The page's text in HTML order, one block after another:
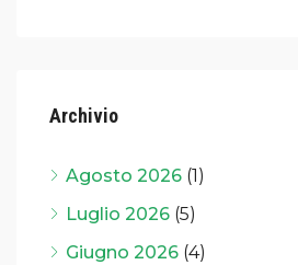
Archivio
Agosto 2026 (1)
Luglio 2026 (5)
Giugno 2026 (4)